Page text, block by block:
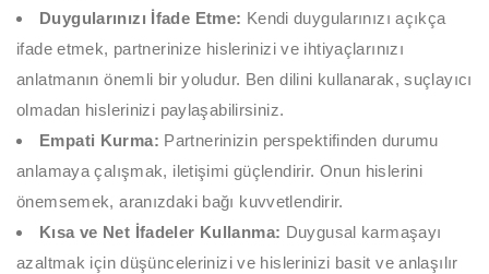
Duygularınızı İfade Etme: Kendi duygularınızı açıkça
ifade etmek, partnerinize hislerinizi ve ihtiyaçlarınızı
anlatmanın önemli bir yoludur. Ben dilini kullanarak, suçlayıcı
olmadan hislerinizi paylaşabilirsiniz.
Empati Kurma: Partnerinizin perspektifinden durumu
anlamaya çalışmak, iletişimi güçlendirir. Onun hislerini
önemsemek, aranızdaki bağı kuvvetlendirir.
Kısa ve Net İfadeler Kullanma: Duygusal karmaşayı
azaltmak için düşüncelerinizi ve hislerinizi basit ve anlaşılır